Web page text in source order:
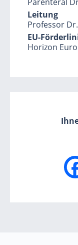
Leitung
Professor
EU-
Horizon